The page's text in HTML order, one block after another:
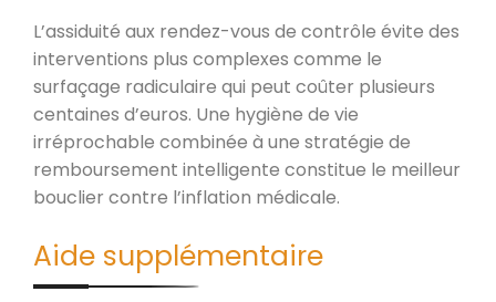
L’assiduité aux rendez-vous de contrôle évite des
interventions plus complexes comme le
surfaçage radiculaire qui peut coûter plusieurs
centaines d’euros. Une hygiène de vie
irréprochable combinée à une stratégie de
remboursement intelligente constitue le meilleur
bouclier contre l’inflation médicale.
Aide supplémentaire